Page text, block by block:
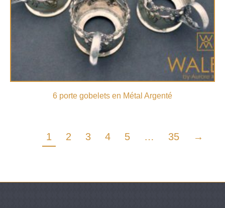
6 porte gobelets en Métal Argenté
1 2 3 4 5 … 35 →